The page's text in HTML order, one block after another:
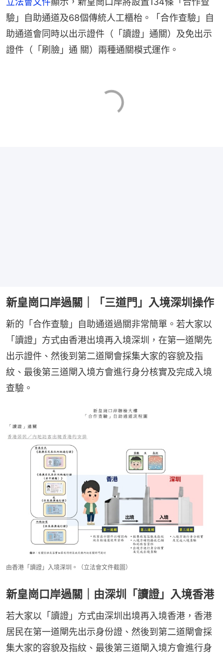
驗」自助通道及68個傳統人工櫃枱。「合作查驗」自
助通道會同時以出示證件（「讀證」通關）及免出示
證件（「刷臉」通 關）兩種通關模式運作。
新皇崗口岸過關｜「三道門」入境深圳操作
新的「合作查驗」自助通道過關非常簡單。若大家以
「讀證」方式由香港出境再入境深圳，在第一道閘先
出示證件、然後到第二道閘會採集大家的容貌及指
紋、最後第三道閘入境方會進行身分核實及完成入境
查驗。
由香港「讀證」入境深圳。（立法會文件截圖）
新皇崗口岸過關｜由深圳「讀證」入境香港
若大家以「讀證」方式由深圳出境再入境香港，香港
居民在第一道閘先出示身份證、然後到第二道閘會採
集大家的容貌及指紋、最後第三道閘入境方會進行身